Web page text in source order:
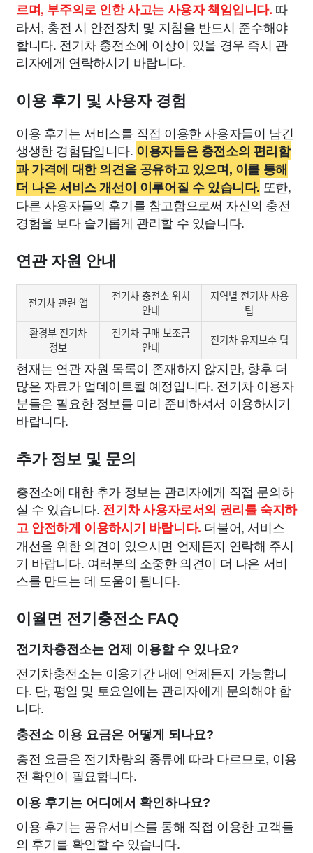
르며, 부주의로 인한 사고는 사용자 책임입니다. 따
라서, 충전 시 안전장치 및 지침을 반드시 준수해야
합니다. 전기차 충전소에 이상이 있을 경우 즉시 관
리자에게 연락하시기 바랍니다.
이용 후기 및 사용자 경험
이용 후기는 서비스를 직접 이용한 사용자들이 남긴
생생한 경험담입니다. 이용자들은 충전소의 편리함
과 가격에 대한 의견을 공유하고 있으며, 이를 통해
더 나은 서비스 개선이 이루어질 수 있습니다. 또한,
다른 사용자들의 후기를 참고함으로써 자신의 충전
경험을 보다 슬기롭게 관리할 수 있습니다.
연관 자원 안내
전기차 관련 앱
전기차 충전소 위치
안내
지역별 전기차 사용
팁
환경부 전기차
정보
전기차 구매 보조금
안내
전기차 유지보수 팁
현재는 연관 자원 목록이 존재하지 않지만, 향후 더
많은 자료가 업데이트될 예정입니다. 전기차 이용자
분들은 필요한 정보를 미리 준비하셔서 이용하시기
바랍니다.
추가 정보 및 문의
충전소에 대한 추가 정보는 관리자에게 직접 문의하
실 수 있습니다. 전기차 사용자로서의 권리를 숙지하
고 안전하게 이용하시기 바랍니다. 더불어, 서비스
개선을 위한 의견이 있으시면 언제든지 연락해 주시
기 바랍니다. 여러분의 소중한 의견이 더 나은 서비
스를 만드는 데 도움이 됩니다.
이월면 전기충전소 FAQ
전기차충전소는 언제 이용할 수 있나요?
전기차충전소는 이용기간 내에 언제든지 가능합니
다. 단, 평일 및 토요일에는 관리자에게 문의해야 합
니다.
충전소 이용 요금은 어떻게 되나요?
충전 요금은 전기차량의 종류에 따라 다르므로, 이용
전 확인이 필요합니다.
이용 후기는 어디에서 확인하나요?
이용 후기는 공유서비스를 통해 직접 이용한 고객들
의 후기를 확인할 수 있습니다.